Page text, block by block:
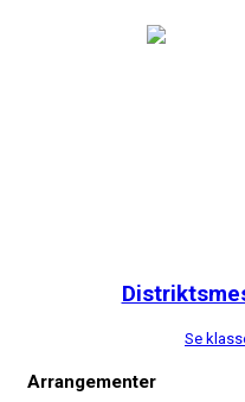
Se
Arrangementer